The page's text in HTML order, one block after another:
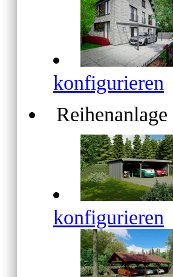
konfigurieren
Reihenanlage
konfigurieren